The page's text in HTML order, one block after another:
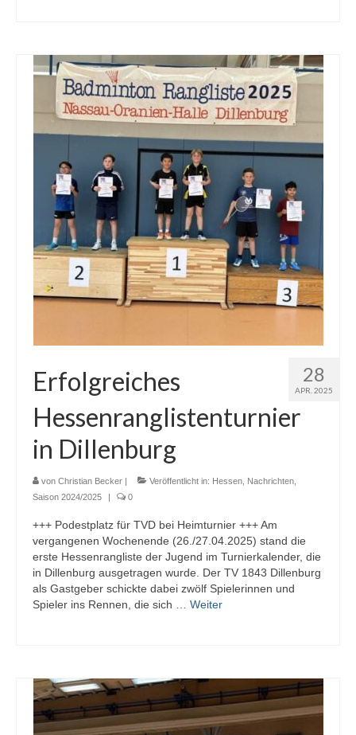
Trainer
Mitglied werden
28
APR. 2025
Erfolgreiches
Hessenranglistenturnier
in Dillenburg
von Christian Becker | Veröffentlicht in: Hessen Nachrichten
Saison 2024/2025
| 0
+++ Podestplatz für TVD bei Heimturnier +++ Am
vergangenen Wochenende (26./27.04.2025) stand die
erste Hessenrangliste der Jugend im Turnierkalender, die
in Dillenburg ausgetragen wurde. Der TV 1843 Dillenburg
als Gastgeber schickte dabei zwölf Spielerinnen und
Spieler ins Rennen, die sich … Weiter